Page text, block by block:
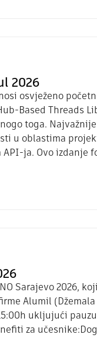
2026
osvježeno
Based Threads
toga.
u oblastima
ja. Ovo izdanje
Sarajevo 2026,
Alumil
ukljujući
za